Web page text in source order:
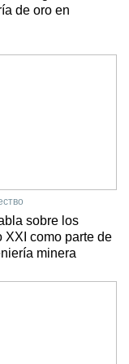
de oro en
sobre los
XXI como parte de
minera